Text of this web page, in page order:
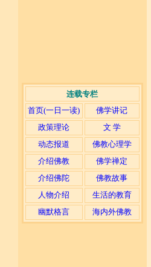
连载专栏
首页(一日一读)
佛学讲记
政策理论
文 学
动态报道
佛教心理学
介绍佛教
佛学禅定
介绍佛陀
佛教故事
人物介绍
生活的教育
幽默格言
海内外佛教